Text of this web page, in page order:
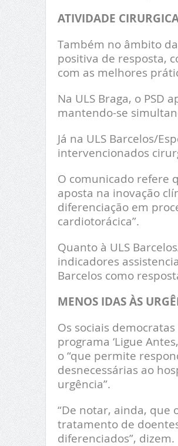
ATIVIDADE
Também no âmbito
positiva de resposta,
com as melhores
Na ULS Braga, o
mantendo-se
Já na ULS Barcelos/
intervencionados
O comunicado refere
aposta na inovação
diferenciação em
cardiotorácica”.
Quanto à ULS
indicadores
Barcelos como
MENOS IDAS ÀS
Os sociais
programa ‘Ligue
o “que permite
desnecessárias ao
urgência”.
“De notar, ainda, que
tratamento de
diferenciados”, dizem.